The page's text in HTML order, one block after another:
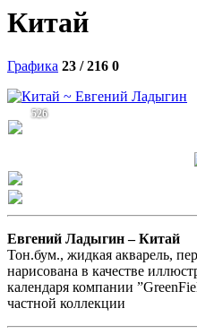
Китай
Графика 23 / 216 0
526
Евгений Ладыгин –Китай
Тон.бум., жидкая акварель,
нарисована в качестве
календаря компании
частной коллекции